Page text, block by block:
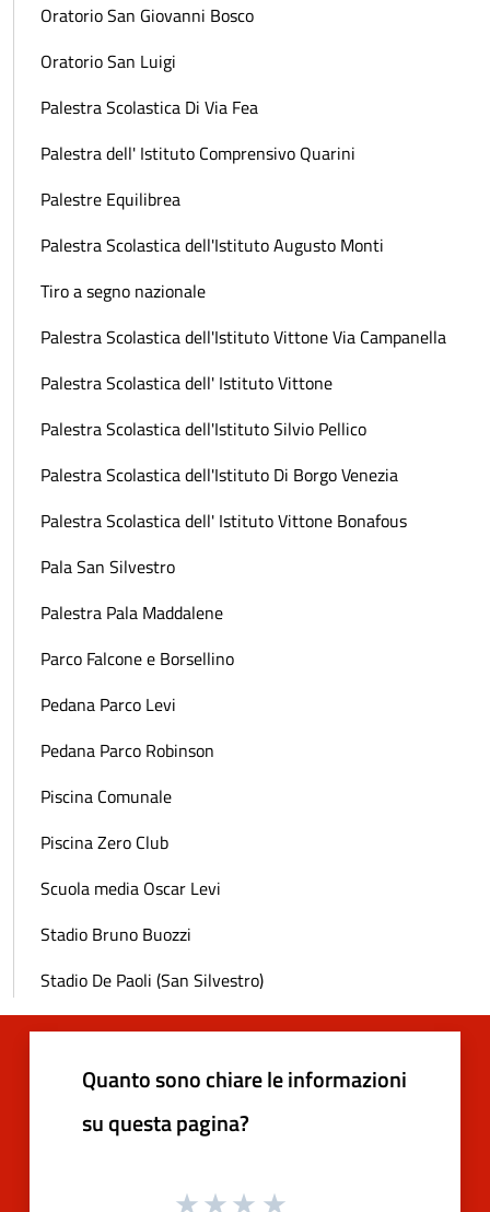
Oratorio San Giovanni Bosco
Oratorio San Luigi
Palestra Scolastica Di Via Fea
Palestra dell' Istituto Comprensivo Quarini
Palestre Equilibrea
Palestra Scolastica dell'Istituto Augusto Monti
Tiro a segno nazionale
Palestra Scolastica dell'Istituto Vittone Via Campanella
Palestra Scolastica dell' Istituto Vittone
Palestra Scolastica dell'Istituto Silvio Pellico
Palestra Scolastica dell'Istituto Di Borgo Venezia
Palestra Scolastica dell' Istituto Vittone Bonafous
Pala San Silvestro
Palestra Pala Maddalene
Parco Falcone e Borsellino
Pedana Parco Levi
Pedana Parco Robinson
Piscina Comunale
Piscina Zero Club
Scuola media Oscar Levi
Stadio Bruno Buozzi
Stadio De Paoli (San Silvestro)
Quanto sono chiare le informazioni
su questa pagina?